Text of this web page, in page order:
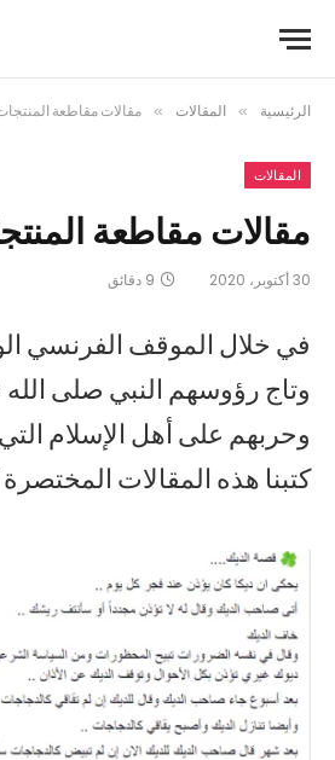
الرئيسية » المقالات » مقالات مقاطعة
المقالات
مقالات مقاطعة
30 أكتوبر، 2020 9 دقائق
في خلال الموقف الفرنسي
وتاج رؤوسهم النبي صلى
وحربهم على أهل الإسلام
كتبنا هذه المقالات